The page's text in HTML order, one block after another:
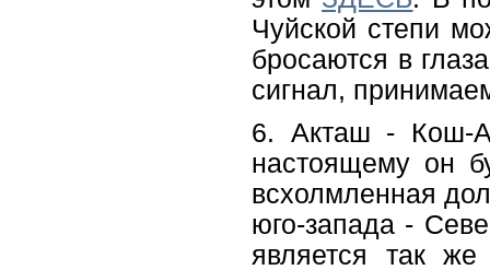
Чуйской степи
бросаются в
сигнал,
6. Акташ - Кош-
настоящему он
всхолмленная
юго-запада -
является так